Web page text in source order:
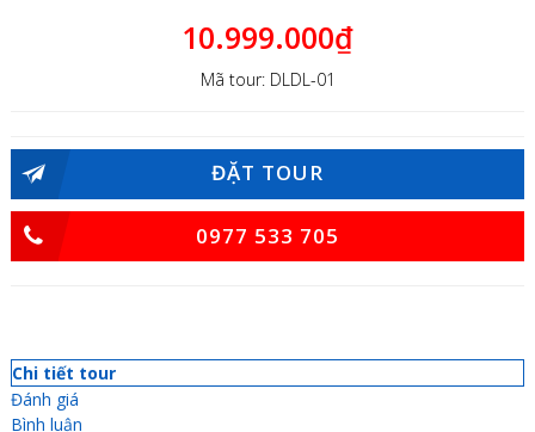
10.999.000₫
Mã tour: DLDL-01
ĐẶT TOUR
0977 533 705
Chi tiết tour
Đánh giá
Bình luận